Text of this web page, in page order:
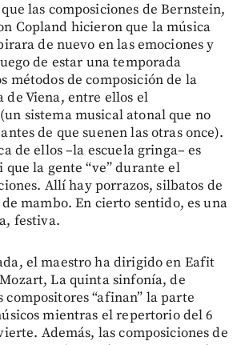
las composiciones de Bernstein,
Copland hicieron que la música
de nuevo en las emociones y
de estar una temporada
métodos de composición de la
de Viena, entre ellos el
sistema musical atonal que no
de que suenen las otras once).
de ellos –la escuela gringa– es
que la gente “ve” durante el
Allí hay porrazos, silbatos de
mambo. En cierto sentido, es una
festiva.
el maestro ha dirigido en Eafit
La quinta sinfonía, de
compositores “afinan” la parte
mientras el repertorio del 6
Además, las composiciones de